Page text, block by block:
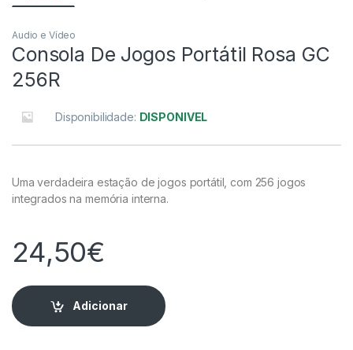
Audio e Vídeo
Consola De Jogos Portátil Rosa GC
256R
Disponibilidade: DISPONIVEL
Uma verdadeira estação de jogos portátil, com 256 jogos
integrados na memória interna.
24,50€
Adicionar